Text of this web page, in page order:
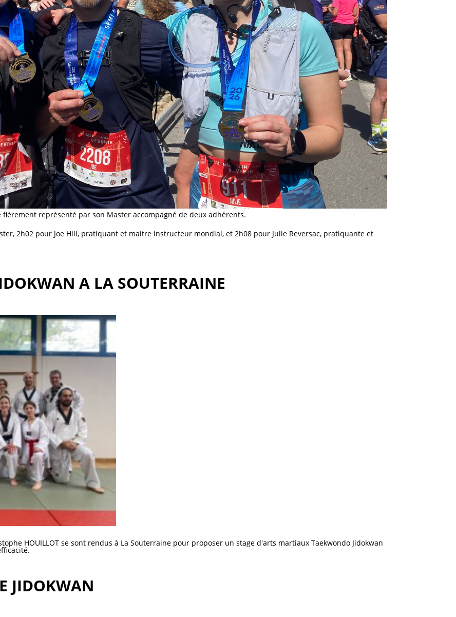
représenté par son Master accompagné de deux adhérents.
2h02 pour Joe Hill, pratiquant et maitre instructeur mondial, et 2h08 pour Julie Reversac, pratiquante et
A LA SOUTERRAINE
HOUILLOT se sont rendus à La Souterraine pour proposer un stage d'arts martiaux Taekwondo Jidokwan
JIDOKWAN